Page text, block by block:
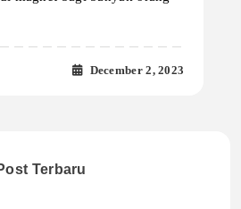
December 2, 2023
Terbaru